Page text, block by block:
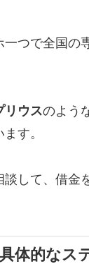
つで全国の
リウスのよう
す。
して、借金
体的なス